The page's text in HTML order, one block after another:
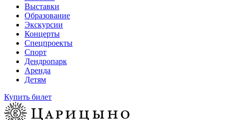
Выставки
Образование
Экскурсии
Концерты
Спецпроекты
Спорт
Дендропарк
Аренда
Детям
Купить билет